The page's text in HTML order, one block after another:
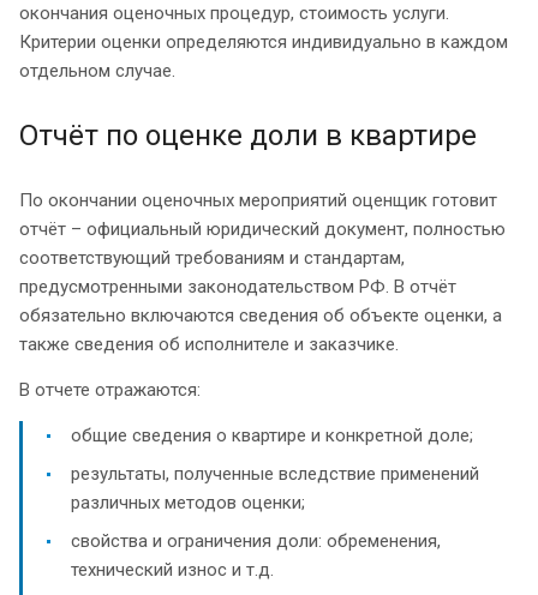
окончания оценочных процедур, стоимость услуги.
Критерии оценки определяются индивидуально в каждом
отдельном случае.
Отчёт по оценке доли в квартире
По окончании оценочных мероприятий оценщик готовит
отчёт – официальный юридический документ, полностью
соответствующий требованиям и стандартам,
предусмотренными законодательством РФ. В отчёт
обязательно включаются сведения об объекте оценки, а
также сведения об исполнителе и заказчике.
В отчете отражаются:
общие сведения о квартире и конкретной доле;
результаты, полученные вследствие применений
различных методов оценки;
свойства и ограничения доли: обременения,
технический износ и т.д.